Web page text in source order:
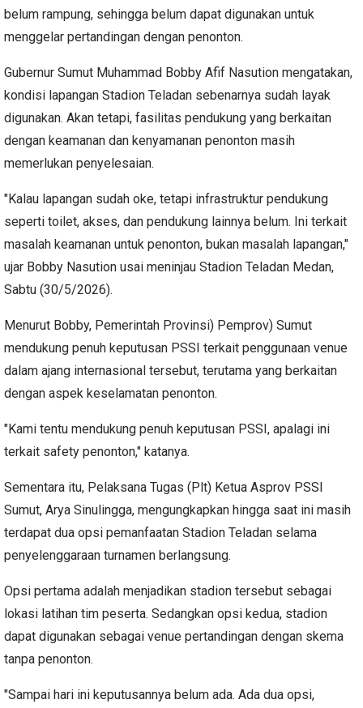
belum rampung, sehingga belum dapat digunakan untuk
menggelar pertandingan dengan penonton.
Gubernur Sumut Muhammad Bobby Afif Nasution mengatakan,
kondisi lapangan Stadion Teladan sebenarnya sudah layak
digunakan. Akan tetapi, fasilitas pendukung yang berkaitan
dengan keamanan dan kenyamanan penonton masih
memerlukan penyelesaian.
"Kalau lapangan sudah oke, tetapi infrastruktur pendukung
seperti toilet, akses, dan pendukung lainnya belum. Ini terkait
masalah keamanan untuk penonton, bukan masalah lapangan,"
ujar Bobby Nasution usai meninjau Stadion Teladan Medan,
Sabtu (30/5/2026).
Menurut Bobby, Pemerintah Provinsi) Pemprov) Sumut
mendukung penuh keputusan PSSI terkait penggunaan venue
dalam ajang internasional tersebut, terutama yang berkaitan
dengan aspek keselamatan penonton.
"Kami tentu mendukung penuh keputusan PSSI, apalagi ini
terkait safety penonton," katanya.
Sementara itu, Pelaksana Tugas (Plt) Ketua Asprov PSSI
Sumut, Arya Sinulingga, mengungkapkan hingga saat ini masih
terdapat dua opsi pemanfaatan Stadion Teladan selama
penyelenggaraan turnamen berlangsung.
Opsi pertama adalah menjadikan stadion tersebut sebagai
lokasi latihan tim peserta. Sedangkan opsi kedua, stadion
dapat digunakan sebagai venue pertandingan dengan skema
tanpa penonton.
"Sampai hari ini keputusannya belum ada. Ada dua opsi,